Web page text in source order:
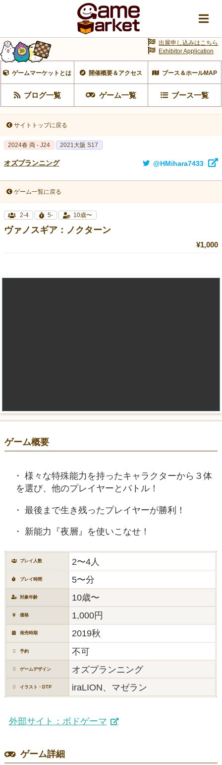
ゲームマーケットとは 開催概要＆アクセス ブース＆ホールMAP
ブログ一覧 ゲーム一覧 ブース一覧
出展申し込みはこちら
Exhibitor Application
サイトトップに戻る
2024春 両 - J24 2021大阪 S17
オズプランニング @HMihara7433
ゲーム一覧に戻る
2-4 5- 10歳〜
ヴァノスギア：ノクターン
¥1,000
ゲーム概要
様々な特殊能力を持ったキャラクターから３体
を選び、他のプレイヤーとバトル！
最後まで生き残ったプレイヤーが勝利！
新能力『夜層』を使いこなせ！
プレイ人数 2〜4人
プレイ時間 5〜分
対象年齢 10歳〜
価格 1,000円
発売時期 2019秋
予約 不可
ゲームデザイン オズプランニング
イラスト・DTP iraLION、マゼラン
外部サイト：ボドゲーマ
ゲーム詳細